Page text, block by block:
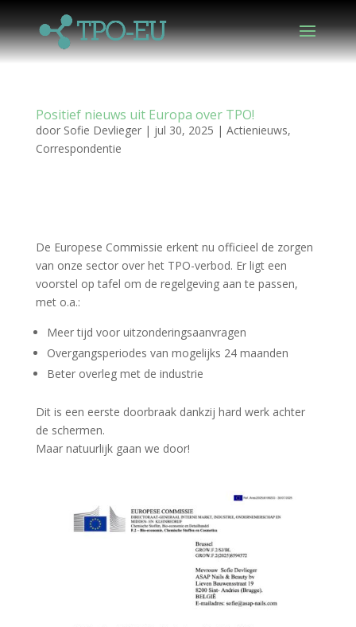
Positief nieuws uit Europa over TPO!
door Sofie Devlieger| jul 30, 2025 | Actienieuws,
Correspondentie
De Europese Commissie erkent nu officieel de zorgen
van onze sector over het TPO-verbod. Er ligt een
voorstel op tafel om de regelgeving aan te passen,
met o.a.:
Meer tijd voor uitzonderingsaanvragen
Overgangsperiodes van mogelijks 24 maanden
Beter overleg met de industrie
Dit is een eerste doorbraak dankzij hard werk achter
de schermen.
Maar natuurlijk gaan we door!